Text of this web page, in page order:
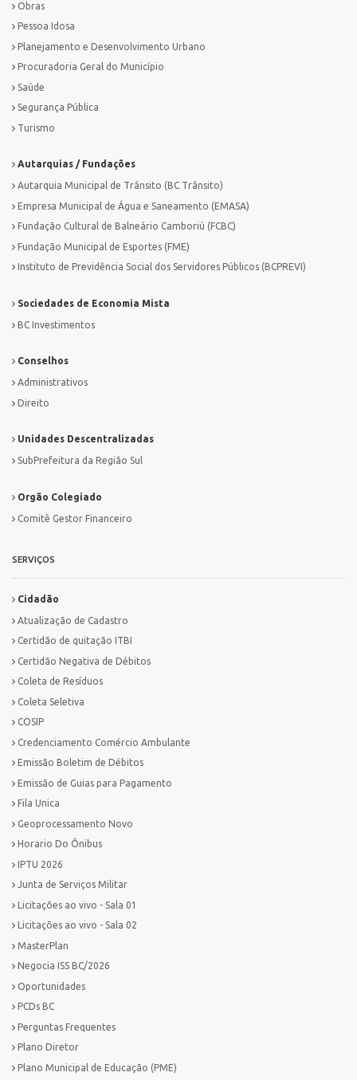
Obras
Pessoa Idosa
Planejamento e Desenvolvimento Urbano
Procuradoria Geral do Município
Saúde
Segurança Pública
Turismo
Autarquias / Fundações
Autarquia Municipal de Trânsito (BC Trânsito)
Empresa Municipal de Água e Saneamento (EMASA)
Fundação Cultural de Balneário Camboriú (FCBC)
Fundação Municipal de Esportes (FME)
Instituto de Previdência Social dos Servidores Públicos (BCPREVI)
Sociedades de Economia Mista
BC Investimentos
Conselhos
Administrativos
Direito
Unidades Descentralizadas
SubPrefeitura da Região Sul
Orgão Colegiado
Comitê Gestor Financeiro
SERVIÇOS
Cidadão
Atualização de Cadastro
Certidão de quitação ITBI
Certidão Negativa de Débitos
Coleta de Resíduos
Coleta Seletiva
COSIP
Credenciamento Comércio Ambulante
Emissão Boletim de Débitos
Emissão de Guias para Pagamento
Fila Unica
Geoprocessamento Novo
Horario Do Ônibus
IPTU 2026
Junta de Serviços Militar
Licitações ao vivo - Sala 01
Licitações ao vivo - Sala 02
MasterPlan
Negocia ISS BC/2026
Oportunidades
PCDs BC
Perguntas Frequentes
Plano Diretor
Plano Municipal de Educação (PME)